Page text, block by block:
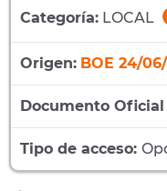
Categoría: LOCAL
Origen: BOE 24/
Documento Oficial
Tipo de acceso: